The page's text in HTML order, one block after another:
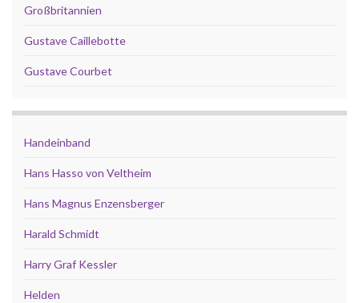
Großbritannien
Gustave Caillebotte
Gustave Courbet
Handeinband
Hans Hasso von Veltheim
Hans Magnus Enzensberger
Harald Schmidt
Harry Graf Kessler
Helden